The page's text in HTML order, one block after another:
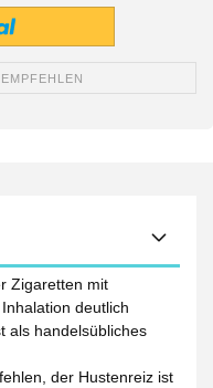
Zigaretten mit
deutlich
als handelsübliches
der Hustenreiz ist